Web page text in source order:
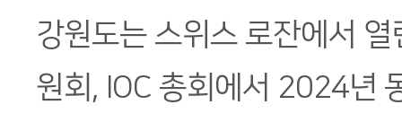
강원도는 스위스 로잔에서
원회, IOC 총회에서 2024년